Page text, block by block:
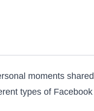
moments shared
types of Facebook